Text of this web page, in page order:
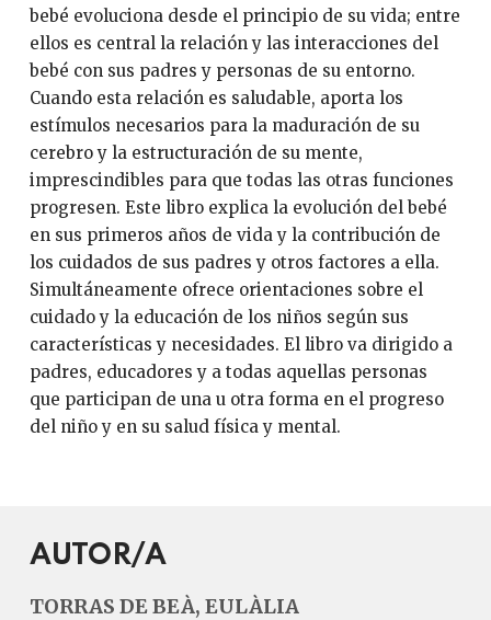
bebé evoluciona desde el principio de su vida; entre
ellos es central la relación y las interacciones del
bebé con sus padres y personas de su entorno.
Cuando esta relación es saludable, aporta los
estímulos necesarios para la maduración de su
cerebro y la estructuración de su mente,
imprescindibles para que todas las otras funciones
progresen. Este libro explica la evolución del bebé
en sus primeros años de vida y la contribución de
los cuidados de sus padres y otros factores a ella.
Simultáneamente ofrece orientaciones sobre el
cuidado y la educación de los niños según sus
características y necesidades. El libro va dirigido a
padres, educadores y a todas aquellas personas
que participan de una u otra forma en el progreso
del niño y en su salud física y mental.
AUTOR/A
TORRAS DE BEÀ, EULÀLIA